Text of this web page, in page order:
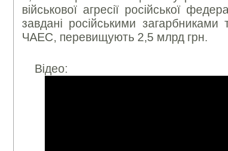
військової агресії російської
завдані російськими загарбниками
ЧАЕС, перевищують 2,5 млрд грн.
Відео: